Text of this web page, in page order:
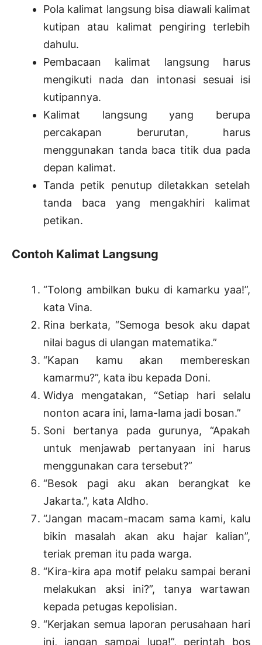
Pola kalimat langsung bisa diawali kalimat
kutipan atau kalimat pengiring terlebih
dahulu.
Pembacaan kalimat langsung harus
mengikuti nada dan intonasi sesuai isi
kutipannya.
Kalimat langsung yang berupa
percakapan berurutan, harus
menggunakan tanda baca titik dua pada
depan kalimat.
Tanda petik penutup diletakkan setelah
tanda baca yang mengakhiri kalimat
petikan.
Contoh Kalimat Langsung
“Tolong ambilkan buku di kamarku yaa!”,
kata Vina.
Rina berkata, “Semoga besok aku dapat
nilai bagus di ulangan matematika.”
“Kapan kamu akan membereskan
kamarmu?”, kata ibu kepada Doni.
Widya mengatakan, “Setiap hari selalu
nonton acara ini, lama-lama jadi bosan.”
Soni bertanya pada gurunya, “Apakah
untuk menjawab pertanyaan ini harus
menggunakan cara tersebut?”
“Besok pagi aku akan berangkat ke
Jakarta.”, kata Aldho.
“Jangan macam-macam sama kami, kalu
bikin masalah akan aku hajar kalian”,
teriak preman itu pada warga.
“Kira-kira apa motif pelaku sampai berani
melakukan aksi ini?”, tanya wartawan
kepada petugas kepolisian.
“Kerjakan semua laporan perusahaan hari
ini, jangan sampai lupa!”, perintah bos